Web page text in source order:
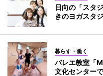
日向の「スタ
きのヨガスタ
暮らす・働く
バレエ教室「
文化センター